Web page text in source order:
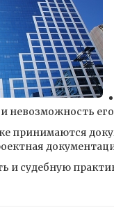
и невозможность
принимаются
и судебную